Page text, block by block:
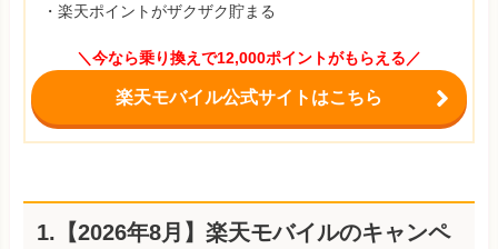
・楽天ポイントがザクザク貯まる
＼今なら乗り換えで12,000ポイントがもらえる／
楽天モバイル公式サイトはこちら
1.【2026年8月】楽天モバイルのキャンペ